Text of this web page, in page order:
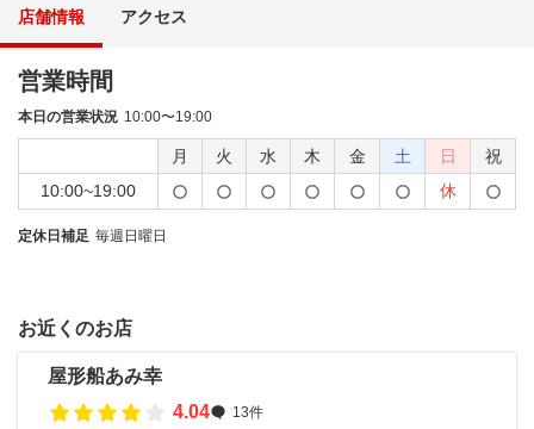
店舗情報 アクセス
営業時間
本日の営業状況 10:00〜19:00
月 火 水 木 金 土 日
祝
10:00~19:00
休
定休日補足 毎週日曜日
お近くのお店
屋形船あみ幸
4.04
13件